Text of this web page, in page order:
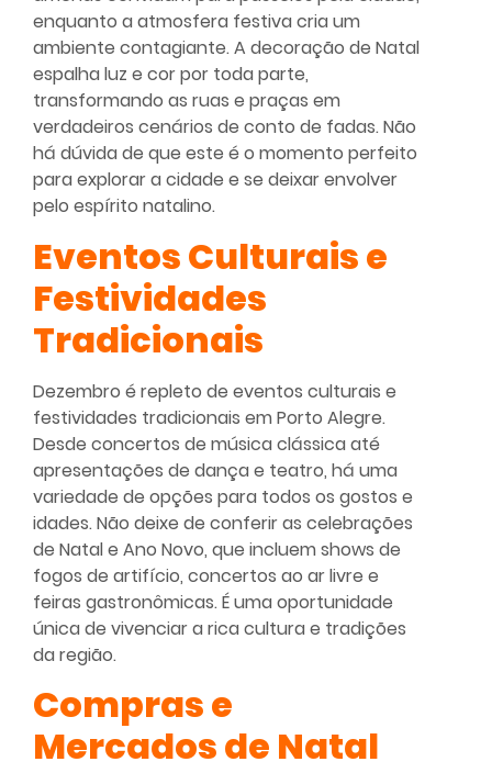
enquanto a atmosfera festiva cria um
ambiente contagiante. A decoração de Natal
espalha luz e cor por toda parte,
transformando as ruas e praças em
verdadeiros cenários de conto de fadas. Não
há dúvida de que este é o momento perfeito
para explorar a cidade e se deixar envolver
pelo espírito natalino.
Eventos Culturais e
Festividades
Tradicionais
Dezembro é repleto de eventos culturais e
festividades tradicionais em Porto Alegre.
Desde concertos de música clássica até
apresentações de dança e teatro, há uma
variedade de opções para todos os gostos e
idades. Não deixe de conferir as celebrações
de Natal e Ano Novo, que incluem shows de
fogos de artifício, concertos ao ar livre e
feiras gastronômicas. É uma oportunidade
única de vivenciar a rica cultura e tradições
da região.
Compras e
Mercados de Natal